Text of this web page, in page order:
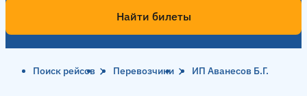
Найти билеты
Поиск рейсов Перевозчики ИП Аванесов Б.Г.
Перевозчик "ИП Аванесов Б.Г."